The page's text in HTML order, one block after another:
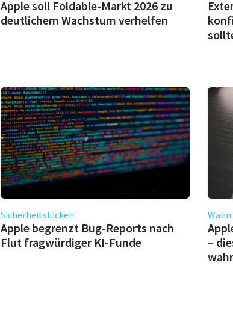
Apple soll Foldable-Markt 2026 zu
deutlichem Wachstum verhelfen
Sicherheitslücken
Apple begrenzt Bug-Reports nach
Flut fragwürdiger KI-Funde
–